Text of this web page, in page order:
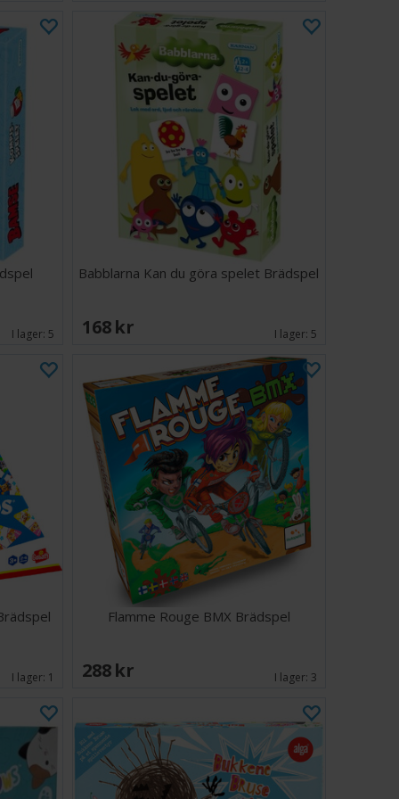
I lager: 5
Babblarna Kan du göra spelet Brädspel
168 SEK I lager: 5
I lager: 1
Flamme Rouge BMX Brädspel
288 SEK I lager: 3